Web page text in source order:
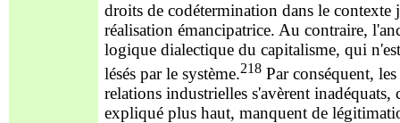
droits de codétermination dans le
réalisation émancipatrice. Au contraire,
logique dialectique du capitalisme, qui
lésés par le système.218 Par conséquent,
relations industrielles s'avèrent
expliqué plus haut, manquent de